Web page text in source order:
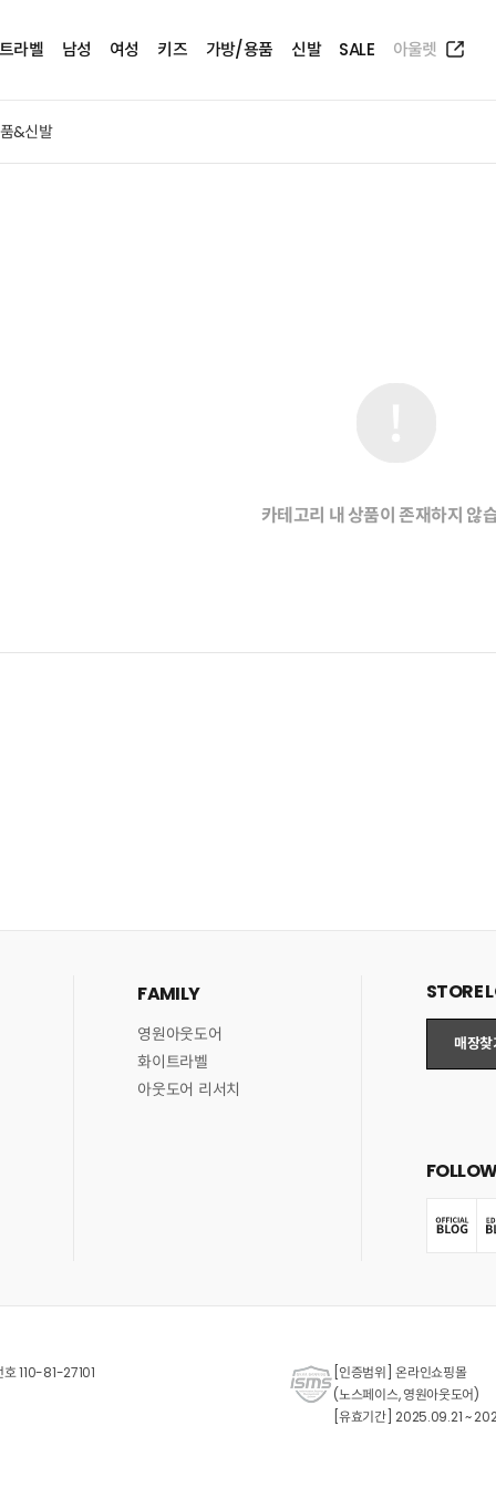
라벨 남성 여성 키즈 가방/용품 신발 SALE 아울렛
&신발
카테고리 내 상품이 존재하지 않
FAMILY
영원아웃도어
화이트라벨
아웃도어 리서치
STORE
매장찾
호 110-81-27101
[인증범위] 온라인쇼핑몰
(노스페이스, 영원아웃도어)
[유효기간] 2025.09.21 ~